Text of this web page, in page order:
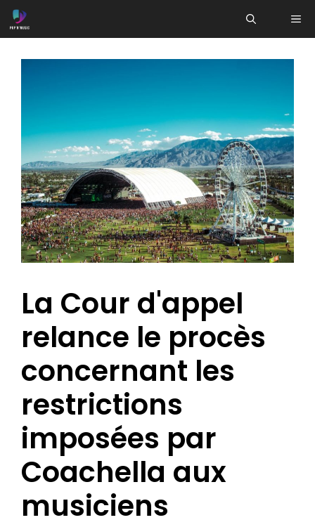
Aller
au
La Cour d'appel
relance le procès
concernant les
restrictions
imposées par
Coachella aux
musiciens